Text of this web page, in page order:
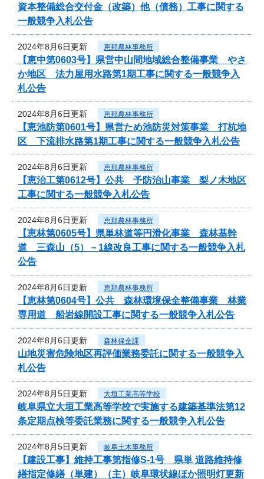
資本整備総合交付金（改築）他（債務）工事に関する
一般競争入札公告
2024年8月6日更新 恵那農林事務所
【恵中第0603号】県営中山間地域総合整備事業 やさ
か地区 法力屋用水路第1期工事に関する一般競争入
札公告
2024年8月6日更新 恵那農林事務所
【恵池防第0601号】県営ため池防災対策事業 打杭地
区 下流排水路第1期工事に関する一般競争入札公告
2024年8月6日更新 恵那農林事務所
【恵治工第0612号】公共 予防治山事業 梨ノ木地区
工事に関する一般競争入札公告
2024年8月6日更新 恵那農林事務所
【恵林第0605号】県単林道等円滑化事業 森林基幹
道 三森山（5）－1線改良工事に関する一般競争入札
公告
2024年8月6日更新 恵那農林事務所
【恵林第0604号】公共 森林環境保全整備事業 林業
専用道 船岩線開設工事に関する一般競争入札公告
2024年8月6日更新 森林保全課
山地災害危険地区再評価業務委託に関する一般競争入
札公告
2024年8月5日更新 大垣工業高等学校
岐阜県立大垣工業高等学校で実施する建築基準法第12
条定期点検等委託業務に関する一般競争入札公告
2024年8月5日更新 岐阜土木事務所
【建設工事】維持工事第指修S-1号 県単 道路維持修
繕指定修繕（単建）（主）岐阜環状線ほか照明灯更新